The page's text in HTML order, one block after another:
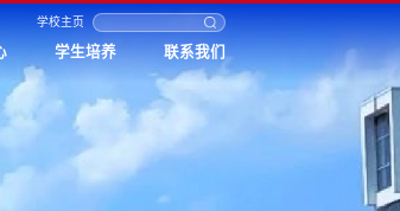
学校主页
学生培养 联系我们